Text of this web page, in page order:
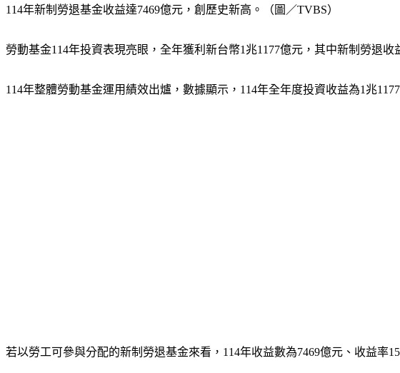
114年新制勞退基金收益達7469億元，創歷史新高。（圖／TVBS）
勞動基金114年投資表現亮眼，全年獲利新台幣1兆1177億元，其中新制勞退
114年整體勞動基金運用績效出爐，數據顯示，114年全年度投資收益為1兆
若以勞工可參與分配的新制勞退基金來看，114年收益數為7469億元、收益率